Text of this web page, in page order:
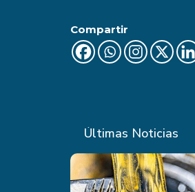
Compartir
Últimas Noticias